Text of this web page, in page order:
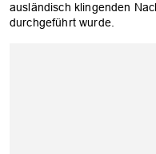
ausländisch klingenden
durchgeführt wurde.